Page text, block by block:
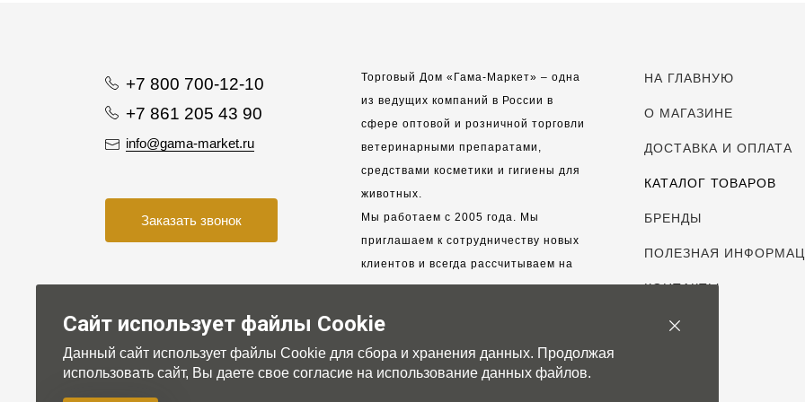
+7 800 700-12-10
+7 861 205 43 90
info@gama-market.ru
Заказать звонок
Торговый Дом «Гама-Маркет» – одна
из ведущих компаний в России в
сфере оптовой и розничной торговли
ветеринарными препаратами,
средствами косметики и гигиены для
животных.
Мы работаем с 2005 года. Мы
приглашаем к сотрудничеству новых
клиентов и всегда рассчитываем на
взаимовыгодные, долгосрочные
Для нас дорог каждый клиент!
НА ГЛАВНУЮ
О МАГАЗИНЕ
ДОСТАВКА И ОПЛАТА
КАТАЛОГ ТОВАРОВ
БРЕНДЫ
ПОЛЕЗНАЯ
КОНТАКТЫ
Сайт использует файлы Cookie
Данный сайт использует файлы Cookie для сбора и хранения данных. Продолжая
использовать сайт, Вы даете свое согласие на использование данных файлов.